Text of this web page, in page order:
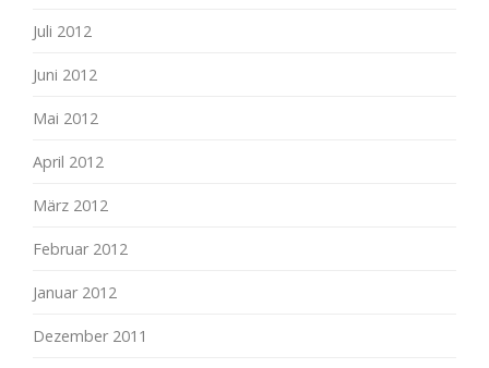
Juli 2012
Juni 2012
Mai 2012
April 2012
März 2012
Februar 2012
Januar 2012
Dezember 2011